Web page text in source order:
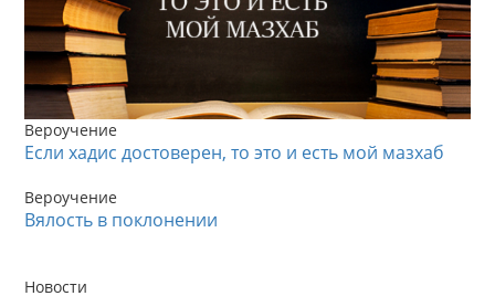
Вероучение
Если хадис достоверен, то это и есть мой мазхаб
Вероучение
Вялость в поклонении
Новости